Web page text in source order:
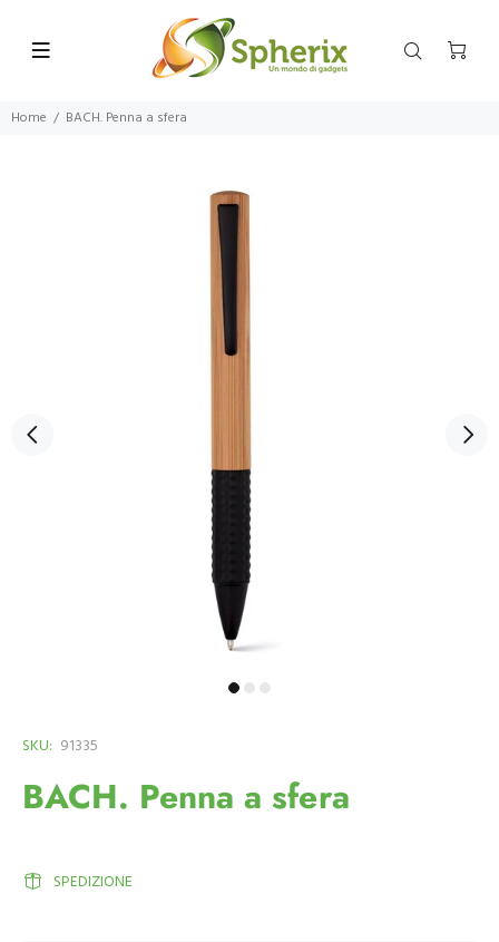
Home BACH. Penna a sfera
SKU: 91335
BACH. Penna a sfera
SPEDIZIONE